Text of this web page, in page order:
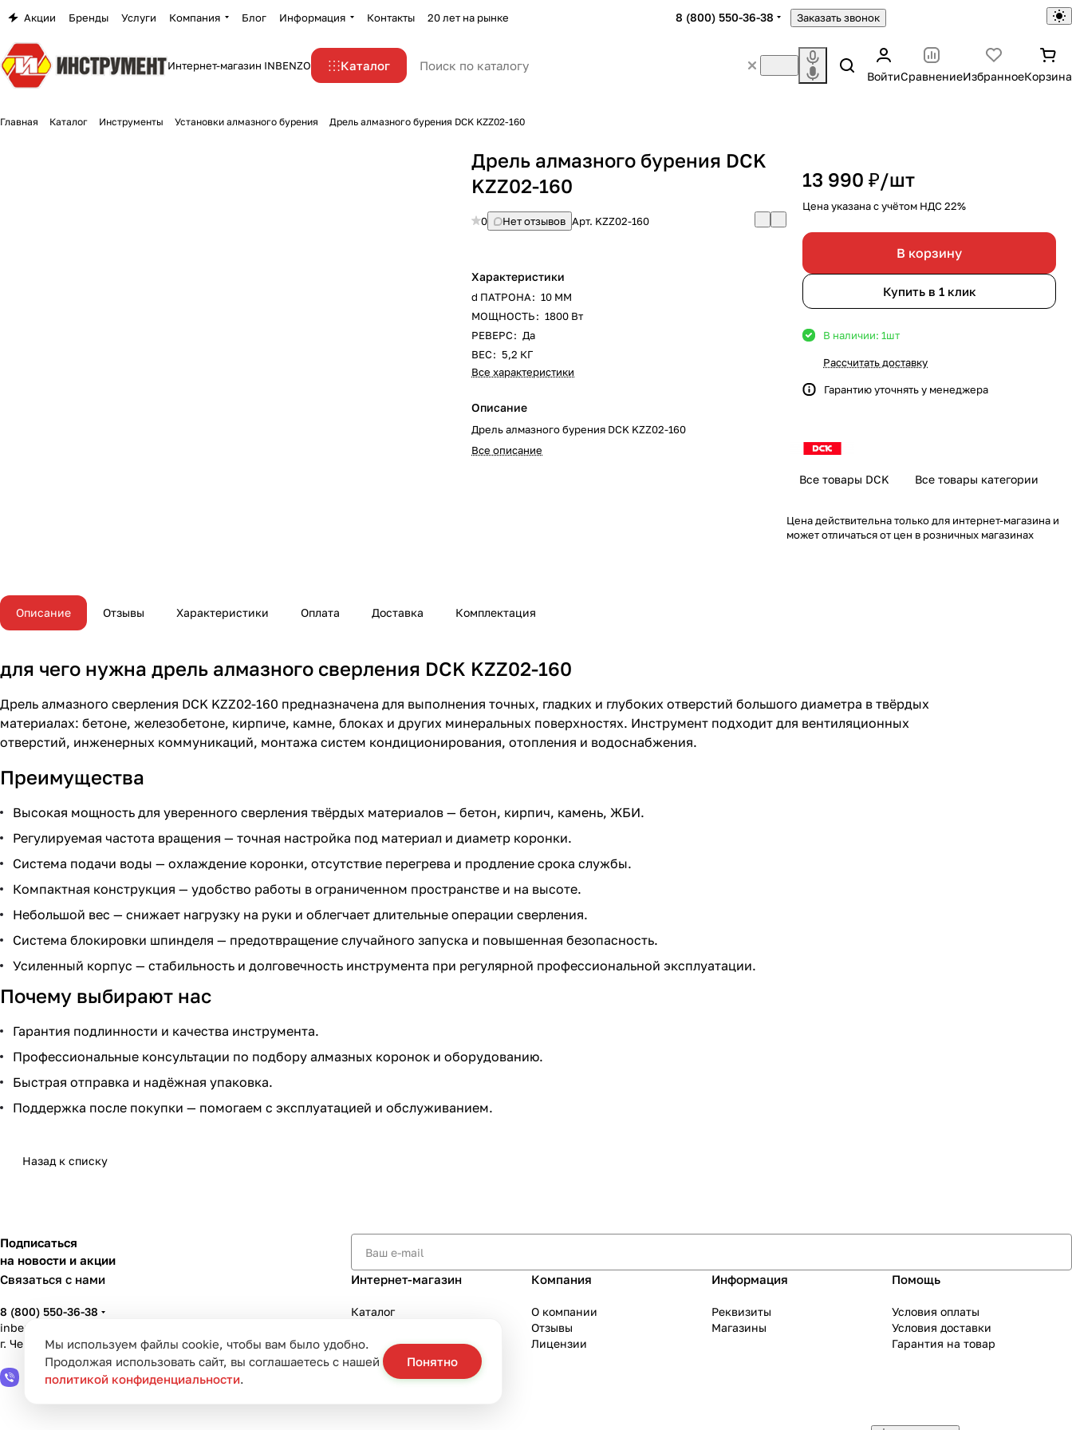
Мы используем файлы cookie, чтобы вам было удобно.
Продолжая использовать сайт, вы соглашаетесь с нашей
политикой конфиденциальности.
Понятно
Акции Бренды Услуги Компания Блог Информация Контакты 20 лет на рынке 8 (800) 550-36-38 Заказать звонок
Интернет-магазин INBENZO Каталог
ВойтиСравнениеИзбранноеКорзина
Главная Каталог Инструменты Установки алмазного бурения Дрель алмазного бурения DCK KZZ02-160
Дрель алмазного бурения DCK
KZZ02-160
0 Нет отзывов Арт. KZZ02-160
Характеристики
d ПАТРОНА: 10 ММ
МОЩНОСТЬ: 1800 Вт
РЕВЕРС: Да
ВЕС: 5,2 КГ
Все характеристики
Описание
Дрель алмазного бурения DCK KZZ02-160
Все описание
13 990 ₽/шт
Цена указана с учётом НДС 22%
В корзину
Купить в 1 клик
В наличии: 1шт
Рассчитать доставку
Гарантию уточнять у менеджера
Все товары DCK Все товары категории
Цена действительна только для интернет-магазина и
может отличаться от цен в розничных магазинах
Описание Отзывы Характеристики Оплата Доставка Комплектация
для чего нужна дрель алмазного сверления DCK KZZ02-160
Дрель алмазного сверления DCK KZZ02-160 предназначена для выполнения точных, гладких и глубоких отверстий большого диаметра в твёрдых
материалах: бетоне, железобетоне, кирпиче, камне, блоках и других минеральных поверхностях. Инструмент подходит для вентиляционных
отверстий, инженерных коммуникаций, монтажа систем кондиционирования, отопления и водоснабжения.
Преимущества
Высокая мощность для уверенного сверления твёрдых материалов — бетон, кирпич, камень, ЖБИ.
Регулируемая частота вращения — точная настройка под материал и диаметр коронки.
Система подачи воды — охлаждение коронки, отсутствие перегрева и продление срока службы.
Компактная конструкция — удобство работы в ограниченном пространстве и на высоте.
Небольшой вес — снижает нагрузку на руки и облегчает длительные операции сверления.
Система блокировки шпинделя — предотвращение случайного запуска и повышенная безопасность.
Усиленный корпус — стабильность и долговечность инструмента при регулярной профессиональной эксплуатации.
Почему выбирают нас
Гарантия подлинности и качества инструмента.
Профессиональные консультации по подбору алмазных коронок и оборудованию.
Быстрая отправка и надёжная упаковка.
Поддержка после покупки — помогаем с эксплуатацией и обслуживанием.
Назад к списку
Подписаться
на новости и акции
Связаться с нами
8 (800) 550-36-38
inbenzo35@list.ru
г. Череповец, ул. Вологодская, д. 50А
Интернет-магазин
Каталог
Бренды
Услуги
Компания
О компании
Отзывы
Лицензии
Информация
Реквизиты
Магазины
Помощь
Условия оплаты
Условия доставки
Гарантия на товар